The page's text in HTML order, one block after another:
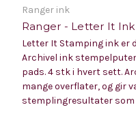
Ranger ink
Ranger - Letter It
Letter It Stamping ink er
Archivel ink
pads. 4 stk i hvert sett.
mange overflater, og gir
stemplingresultater som